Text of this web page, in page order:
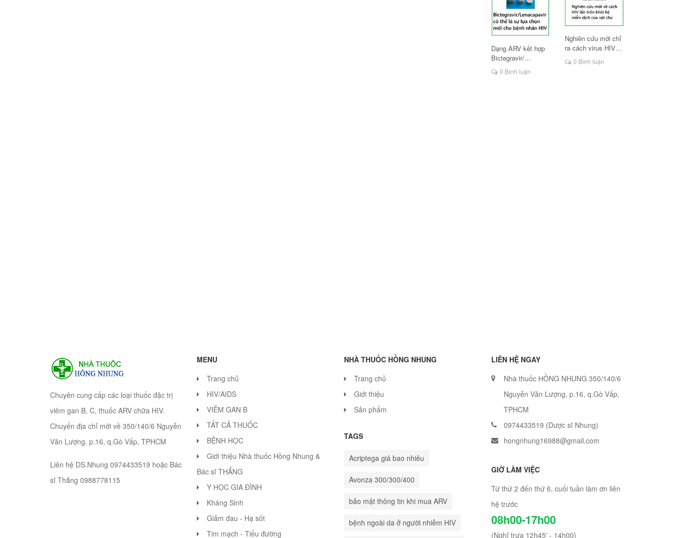
Dạng ARV kết hợp
Bictegravir/
Lenacapavir có thể
là lựa chọn mới cho
0 Bình luận
Nghiên cứu mới chỉ
ra cách virus HIV
lẩn trốn hệ miễn
dịch
0 Bình luận
Chuyên cung cấp các loại thuốc đặc trị
viêm gan B, C, thuốc ARV chữa HIV.
Chuyển địa chỉ mới về 350/140/6 Nguyễn
Văn Lượng, p.16, q.Gò Vấp, TPHCM
Liên hệ DS.Nhung 0974433519 hoặc Bác
sĩ Thắng 0988778115
MENU
Trang chủ
HIV/AIDS
VIÊM GAN B
TẤT CẢ THUỐC
BỆNH HỌC
Giới thiệu Nhà thuốc Hồng Nhung &
Bác sĩ THẮNG
Y HỌC GIA ĐÌNH
Kháng Sinh
Giảm đau - Hạ sốt
Tim mạch - Tiểu đường
NHÀ THUỐC HỒNG NHUNG
Trang chủ
Giới thiệu
Sản phẩm
TAGS
Acriptega giá bao nhiêu
Avonza 300/300/400
bảo mật thông tin khi mua ARV
bệnh ngoài da ở người nhiễm HIV
LIÊN HỆ NGAY
Nhà thuốc HỒNG NHUNG 350/140/6
Nguyễn Văn Lượng, p.16, q.Gò Vấp,
TPHCM
0974433519 (Dược sĩ Nhung)
hongnhung16988@gmail.com
GIỜ LÀM VIỆC
Từ thứ 2 đến thứ 6, cuối tuần làm ơn liên
hệ trước
08h00-17h00
(Nghỉ trưa 12h45' - 14h00)